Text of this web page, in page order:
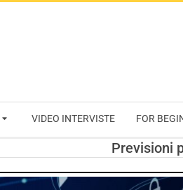
VIDEO INTERVISTE FOR
Previsioni